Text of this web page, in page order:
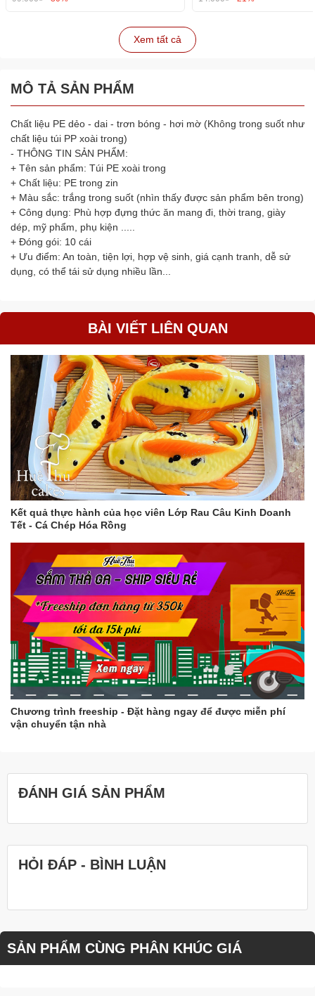
Xem tất cả
MÔ TẢ SẢN PHẨM
Chất liệu PE dẻo - dai - trơn bóng - hơi mờ (Không trong suốt như
chất liệu túi PP xoài trong)
- THÔNG TIN SẢN PHẨM:
+ Tên sản phẩm: Túi PE xoài trong
+ Chất liệu: PE trong zin
+ Màu sắc: trắng trong suốt (nhìn thấy được sản phẩm bên trong)
+ Công dụng: Phù hợp đựng thức ăn mang đi, thời trang, giày
dép, mỹ phẩm, phụ kiện .....
+ Đóng gói: 10 cái
+ Ưu điểm: An toàn, tiện lợi, hợp vệ sinh, giá cạnh tranh, dễ sử
dụng, có thể tái sử dụng nhiều lần...
BÀI VIẾT LIÊN QUAN
Kết quả thực hành của học viên Lớp Rau Câu Kinh Doanh
Tết - Cá Chép Hóa Rồng
Chương trình freeship - Đặt hàng ngay để được miễn phí
vận chuyển tận nhà
ĐÁNH GIÁ SẢN PHẨM
HỎI ĐÁP - BÌNH LUẬN
SẢN PHẨM CÙNG PHÂN KHÚC GIÁ